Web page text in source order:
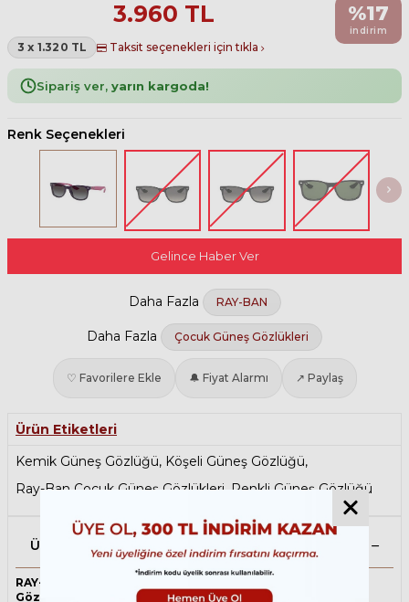
3.960 TL
3 x 1.320 TL Taksit seçenekleri için tıkla
%17
indirim
Sipariş ver, yarın kargoda!
Renk Seçenekleri
Gelince Haber Ver
Daha Fazla RAY-BAN
Daha Fazla Çocuk Güneş Gözlükleri
♡ Favorilere Ekle 🔔 Fiyat Alarmı ↗ Paylaş
Ürün Etiketleri
Kemik Güneş Gözlüğü, Köşeli Güneş Gözlüğü,
Ray-Ban Çocuk Güneş Gözlükleri,Renkli Güneş Gözlüğü
Ürün Açıklaması
RAY-BAN Junior 9052S 70218G 48 İki Renk Çocuk Güneş
Gözlüğü